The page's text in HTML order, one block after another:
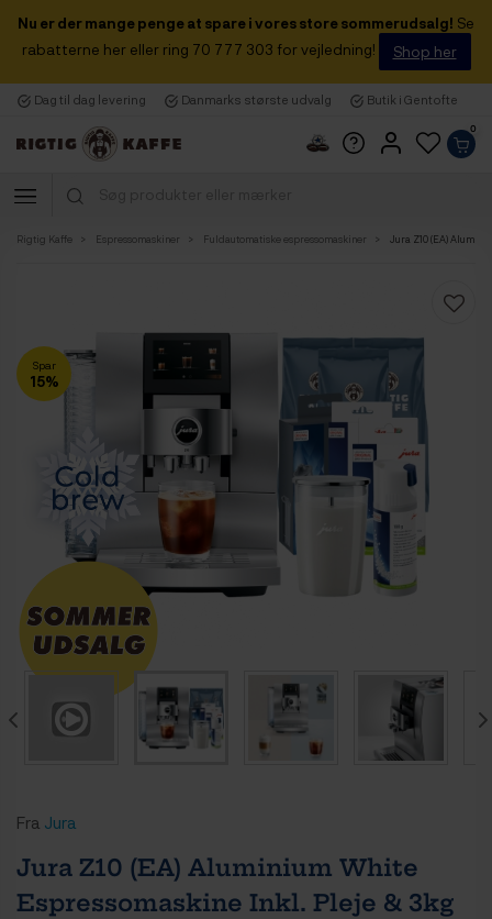
Nu er der mange penge at spare i vores store sommerudsalg! Se
rabatterne her eller ring 70 777 303 for vejledning!
Shop her
Dag til dag levering Danmarks største udvalg Butik i Gentofte
0
Rigtig Kaffe Espressomaskiner Fuldautomatiske espressomaskiner Jura Z10 (EA)
Spar
15%
Fra Jura
Jura Z10 (EA) Aluminium White
Espressomaskine Inkl. Pleje & 3kg